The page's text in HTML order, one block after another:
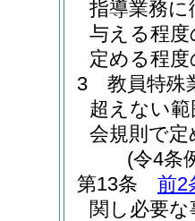
指導業務
与える程
定める程
3
教員特殊
超えない
会規則で定
(令4条
第13条
前2
関し必要